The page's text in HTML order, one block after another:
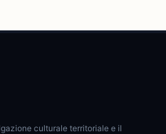
culturale territoriale e il